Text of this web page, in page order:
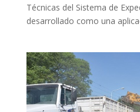
Técnicas del Sistema de
desarrollado como una